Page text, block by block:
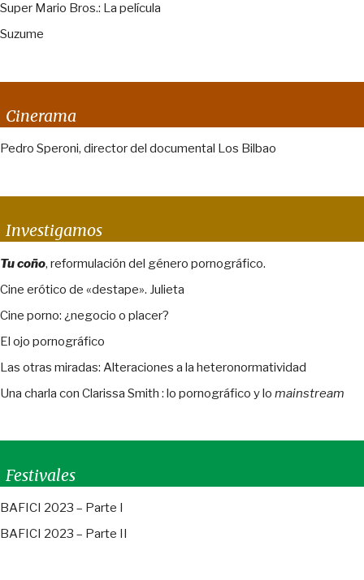
Super Mario Bros.: La película
Suzume
Cinerama
Pedro Speroni, director del documental Los Bilbao
Investigamos
Tu coño, reformulación del género pornográfico.
Cine erótico de «destape». Julieta
Cine porno: ¿negocio o placer?
El ojo pornográfico
Las otras miradas: Alteraciones a la heteronormatividad
Una charla con Clarissa Smith : lo pornográfico y lo mainstream
Festivales
BAFICI 2023 – Parte I
BAFICI 2023 – Parte II